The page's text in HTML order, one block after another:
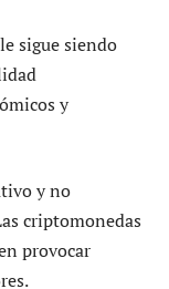
sigue siendo
y
y no
criptomonedas
provocar